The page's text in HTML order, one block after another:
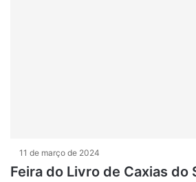
11 de março de 2024
Feira do Livro de Caxias do